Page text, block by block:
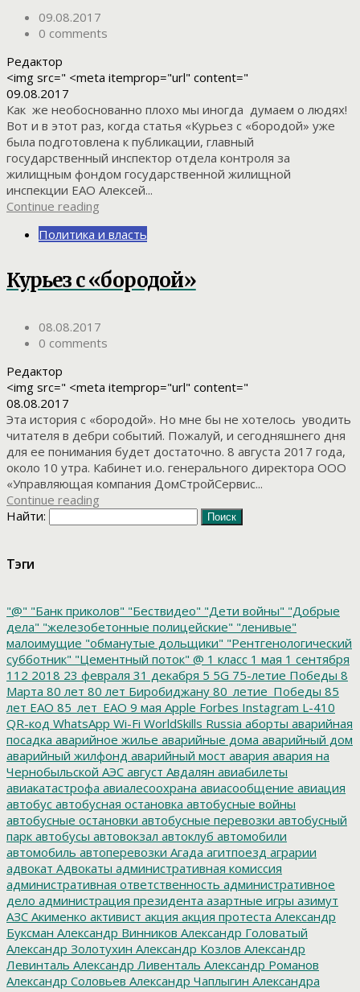
09.08.2017
0 comments
Редактор
<img src=" <meta itemprop="url" content="
09.08.2017
Как же необоснованно плохо мы иногда думаем о людях!
Вот и в этот раз, когда статья «Курьез с «бородой» уже
была подготовлена к публикации, главный
государственный инспектор отдела контроля за
жилищным фондом государственной жилищной
инспекции ЕАО Алексей...
Continue reading
Политика и власть
Курьез с «бородой»
08.08.2017
0 comments
Редактор
<img src=" <meta itemprop="url" content="
08.08.2017
Эта история с «бородой». Но мне бы не хотелось уводить
читателя в дебри событий. Пожалуй, и сегодняшнего дня
для ее понимания будет достаточно. 8 августа 2017 года,
около 10 утра. Кабинет и.о. генерального директора ООО
«Управляющая компания ДомСтройСервис...
Continue reading
Найти:
Тэги
"@" "Банк приколов" "Бествидео" "Дети войны" "Добрые
дела" "железобетонные полицейские" "ленивые"
малоимущие "обманутые дольщики" "Рентгенологический
субботник" "Цементный поток" @ 1 класс 1 мая 1 сентября
112 2018 23 февраля 31 декабря 5 5G 75-летие Победы 8
Марта 80 лет 80 лет Биробиджану 80_летие_Победы 85
лет ЕАО 85_лет_ЕАО 9 мая Apple Forbes Instagram L-410
QR-код WhatsApp Wi-Fi WorldSkills Russia аборты аварийная
посадка аварийное жилье аварийные дома аварийный дом
аварийный жилфонд аварийный мост авария авария на
Чернобыльской АЭС август Авдалян авиабилеты
авиакатастрофа авиалесоохрана авиасообщение авиация
автобус автобусная остановка автобусные войны
автобусные остановки автобусные перевозки автобусный
парк автобусы автовокзал автоклуб автомобили
автомобиль автоперевозки Агада агитпоезд аграрии
адвокат Адвокаты административная комиссия
административная ответственность административное
дело администрация президента азартные игры азимут
АЗС Акименко активист акция акция протеста Александр
Буксман Александр Винников Александр Головатый
Александр Золотухин Александр Козлов Александр
Левинталь Александр Ливенталь Александр Романов
Александр Соловьев Александр Чаплыгин Александра